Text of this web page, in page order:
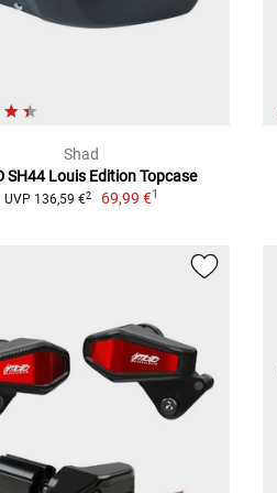
Shad
SH44 Louis Edition Topcase
UVP 136,59 €2 69,99 €1